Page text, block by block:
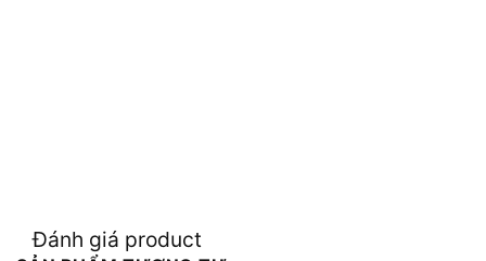
Đánh giá product